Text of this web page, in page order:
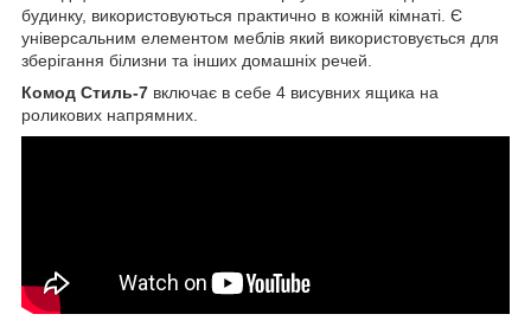
будинку, використовуються практично в кожній кімнаті. Є
універсальним елементом меблів який використовується для
зберігання білизни та інших домашніх речей.
Комод Стиль-7 включає в себе 4 висувних ящика на
роликових напрямних.